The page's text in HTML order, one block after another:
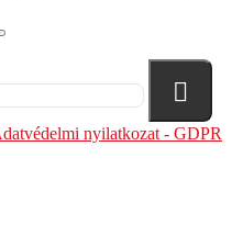
nyilatkozat - GDPR